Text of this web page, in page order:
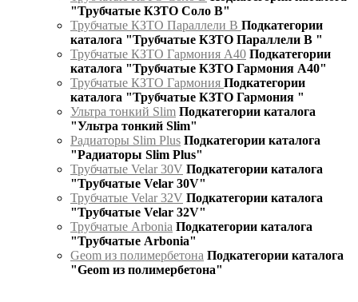
"Трубчатые КЗТО Соло В"
Трубчатые КЗТО Параллели В Подкатегории
каталога "Трубчатые КЗТО Параллели В "
Трубчатые КЗТО Гармония А40 Подкатегории
каталога "Трубчатые КЗТО Гармония А40"
Трубчатые КЗТО Гармония Подкатегории
каталога "Трубчатые КЗТО Гармония "
Ультра тонкий Slim Подкатегории каталога
"Ультра тонкий Slim"
Радиаторы Slim Plus Подкатегории каталога
"Радиаторы Slim Plus"
Трубчатые Velar 30V Подкатегории каталога
"Трубчатые Velar 30V"
Трубчатые Velar 32V Подкатегории каталога
"Трубчатые Velar 32V"
Трубчатые Arbonia Подкатегории каталога
"Трубчатые Arbonia"
Geom из полимербетона Подкатегории каталога
"Geom из полимербетона"